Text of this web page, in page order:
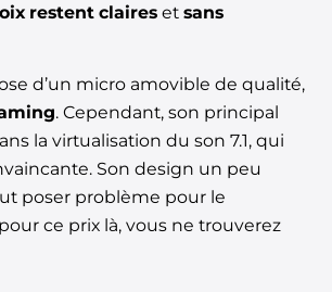
restent claires et sans
d’un micro amovible de qualité,
. Cependant, son principal
la virtualisation du son 7.1, qui
Son design un peu
poser problème pour le
ce prix là, vous ne trouverez